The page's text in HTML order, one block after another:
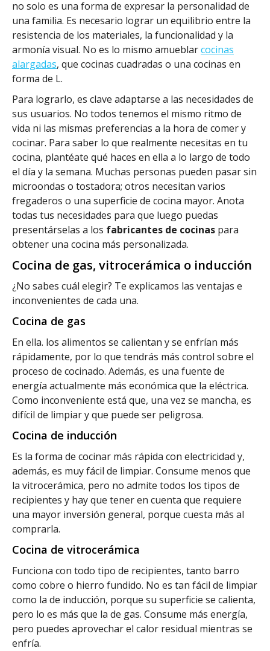
no solo es una forma de expresar la personalidad de
una familia. Es necesario lograr un equilibrio entre la
resistencia de los materiales, la funcionalidad y la
armonía visual. No es lo mismo amueblarcocinas
alargadas, que cocinas cuadradas o una cocinas en
forma de L.
Para lograrlo, es clave adaptarse a las necesidades de
sus usuarios. No todos tenemos el mismo ritmo de
vida ni las mismas preferencias a la hora de comer y
cocinar. Para saber lo que realmente necesitas en tu
cocina, plantéate qué haces en ella a lo largo de todo
el día y la semana. Muchas personas pueden pasar sin
microondas o tostadora; otros necesitan varios
fregaderos o una superficie de cocina mayor. Anota
todas tus necesidades para que luego puedas
presentárselas a los fabricantes de cocinas para
obtener una cocina más personalizada.
Cocina de gas, vitrocerámica o inducción
¿No sabes cuál elegir? Te explicamos las ventajas e
inconvenientes de cada una.
Cocina de gas
En ella. los alimentos se calientan y se enfrían más
rápidamente, por lo que tendrás más control sobre el
proceso de cocinado. Además, es una fuente de
energía actualmente más económica que la eléctrica.
Como inconveniente está que, una vez se mancha, es
difícil de limpiar y que puede ser peligrosa.
Cocina de inducción
Es la forma de cocinar más rápida con electricidad y,
además, es muy fácil de limpiar. Consume menos que
la vitrocerámica, pero no admite todos los tipos de
recipientes y hay que tener en cuenta que requiere
una mayor inversión general, porque cuesta más al
comprarla.
Cocina de vitrocerámica
Funciona con todo tipo de recipientes, tanto barro
como cobre o hierro fundido. No es tan fácil de limpiar
como la de inducción, porque su superficie se calienta,
pero lo es más que la de gas. Consume más energía,
pero puedes aprovechar el calor residual mientras se
enfría.